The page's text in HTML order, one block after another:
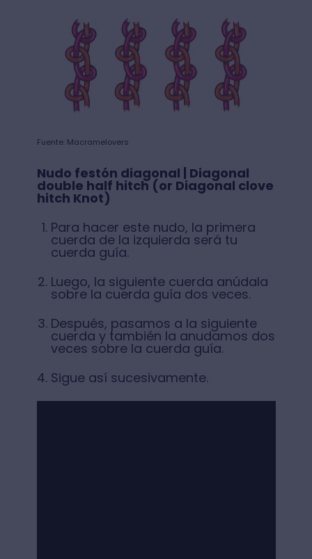
Fuente: Macramelovers
Nudo festón diagonal | Diagonal
double half hitch (or Diagonal clove
hitch Knot)
Para hacer este nudo, la primera
cuerda de la izquierda será tu
cuerda guía.
Luego, la siguiente cuerda anúdala
sobre la cuerda guía dos veces.
Después, pasamos a la siguiente
cuerda y también la anudamos dos
veces sobre la cuerda guía.
Sigue así sucesivamente.